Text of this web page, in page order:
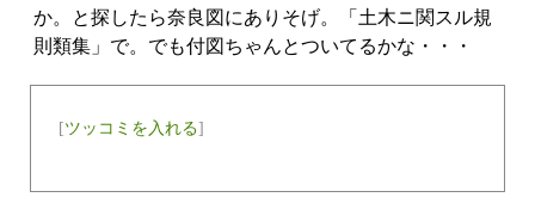
か。と探したら奈良図にありそげ。「土木ニ関スル規
則類集」で。でも付図ちゃんとついてるかな・・・
[ツッコミを入れる]